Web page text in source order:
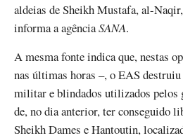
aldeias de Sheikh Mustafa, al-
informa a agênciaSANA.
A mesma fonte indica que, nestas
nas últimas horas –, o EAS
militar e blindados utilizados pelos
de, no dia anterior, ter conseguido
Sheikh Dames e Hantoutin,